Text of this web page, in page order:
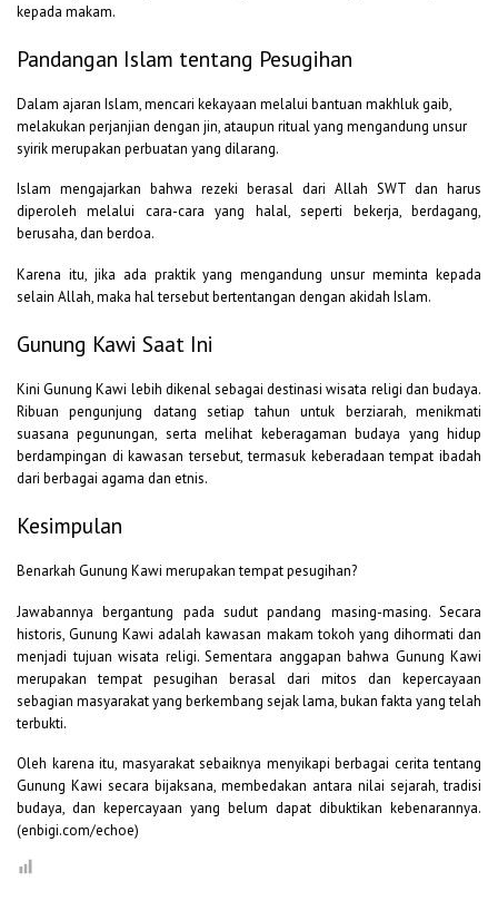
kepada makam.
Pandangan Islam tentang Pesugihan
Dalam ajaran Islam, mencari kekayaan melalui bantuan makhluk gaib,
melakukan perjanjian dengan jin, ataupun ritual yang mengandung unsur
syirik merupakan perbuatan yang dilarang.
Islam mengajarkan bahwa rezeki berasal dari Allah SWT dan harus
diperoleh melalui cara-cara yang halal, seperti bekerja, berdagang,
berusaha, dan berdoa.
Karena itu, jika ada praktik yang mengandung unsur meminta kepada
selain Allah, maka hal tersebut bertentangan dengan akidah Islam.
Gunung Kawi Saat Ini
Kini Gunung Kawi lebih dikenal sebagai destinasi wisata religi dan budaya.
Ribuan pengunjung datang setiap tahun untuk berziarah, menikmati
suasana pegunungan, serta melihat keberagaman budaya yang hidup
berdampingan di kawasan tersebut, termasuk keberadaan tempat ibadah
dari berbagai agama dan etnis.
Kesimpulan
Benarkah Gunung Kawi merupakan tempat pesugihan?
Jawabannya bergantung pada sudut pandang masing-masing. Secara
historis, Gunung Kawi adalah kawasan makam tokoh yang dihormati dan
menjadi tujuan wisata religi. Sementara anggapan bahwa Gunung Kawi
merupakan tempat pesugihan berasal dari mitos dan kepercayaan
sebagian masyarakat yang berkembang sejak lama, bukan fakta yang telah
terbukti.
Oleh karena itu, masyarakat sebaiknya menyikapi berbagai cerita tentang
Gunung Kawi secara bijaksana, membedakan antara nilai sejarah, tradisi
budaya, dan kepercayaan yang belum dapat dibuktikan kebenarannya.
(enbigi.com/echoe)